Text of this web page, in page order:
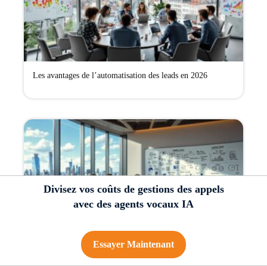
Divisez vos coûts de gestions des appels
avec des agents vocaux IA
Essayer Maintenant
Les avantages de l’automatisation des leads en 2026
Outils d’automatisation de la génération de leads : le guide